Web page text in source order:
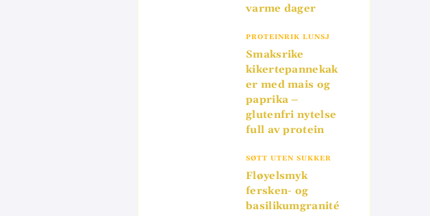
varme dager
PROTEINRIK LUNSJ
Smaksrike
kikertepannekak
er med mais og
paprika –
glutenfri nytelse
full av protein
SØTT UTEN SUKKER
Fløyelsmyk
fersken- og
basilikumgranité